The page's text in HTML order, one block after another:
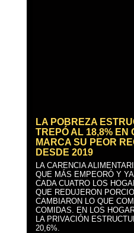
LA POBREZA
TREPÓ AL 18,8% EN
MARCA SU PEOR
DESDE 2019
LA CARENCIA
QUE MÁS EMPEORÓ Y
CADA CUATRO LOS
QUE REDUJERON
CAMBIARON LO QUE
COMIDAS. EN LOS
LA PRIVACIÓN
20,6%.